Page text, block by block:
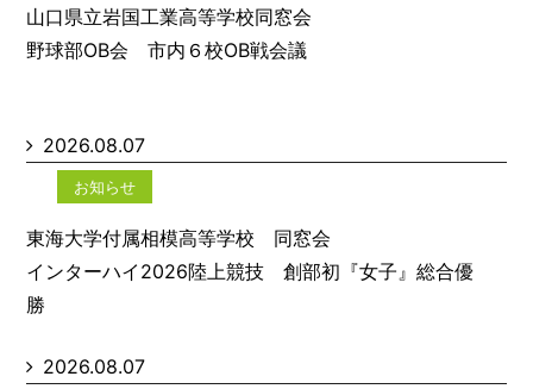
山口県立岩国工業高等学校同窓会
野球部OB会 市内６校OB戦会議
2026.08.07
お知らせ
東海大学付属相模高等学校 同窓会
インターハイ2026陸上競技 創部初『女子』総合優
勝
2026.08.07